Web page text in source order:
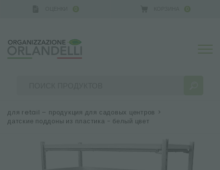
0 0
РЕЗУЛЬТАТЫ ПОИСКА: Сортировать по:
для retail – продукция для садовых центров >
датские поддоны из пластика - белый цвет